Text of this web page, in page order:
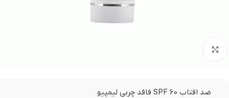
بزرگنمایی تصویر
ضد افتاب SPF 60 فاقد چربی لیمپیو